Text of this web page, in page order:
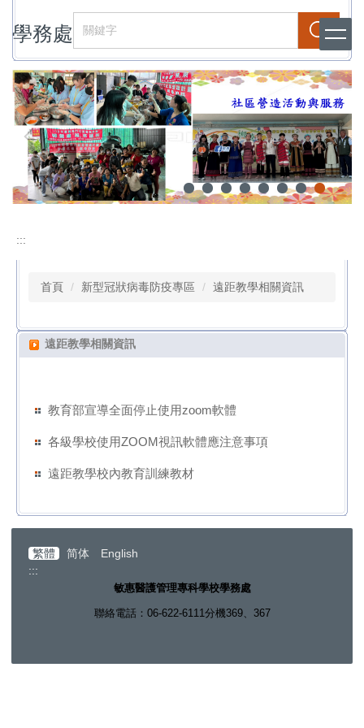
到
要
內
容
區
學務處 搜尋
:::
首頁 新型冠狀病毒防疫專區 遠距教學相關資訊
遠距教學相關資訊
教育部宣導全面停止使用zoom軟體
各級學校使用ZOOM視訊軟體應注意事項
遠距教學校內教育訓練教材
繁體 简体
English
:::
敏惠醫護管理專科學校學務處
聯絡電話：06-622-6111分機369、367